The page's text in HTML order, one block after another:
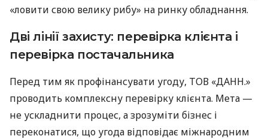
«ловити свою велику рибу» на ринку обладнання.
Дві лінії захисту: перевірка клієнта і
перевірка постачальника
Перед тим як профінансувати угоду, ТОВ «ДАНН.»
проводить комплексну перевірку клієнта. Мета —
не ускладнити процес, а зрозуміти бізнес і
переконатися, що угода відповідає міжнародним